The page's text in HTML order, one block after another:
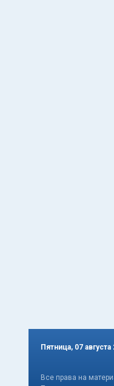
Пятница, 07 августа
Все права на